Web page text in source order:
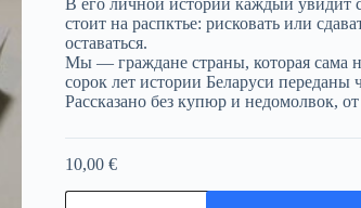
В его личной истории каждый увидит
стоит на распктье: рисковать или
оставаться.
Мы — граждане страны, которая сама
сорок лет истории Беларуси
Рассказано без купюр и недомолвок,
10,00 €
Количество